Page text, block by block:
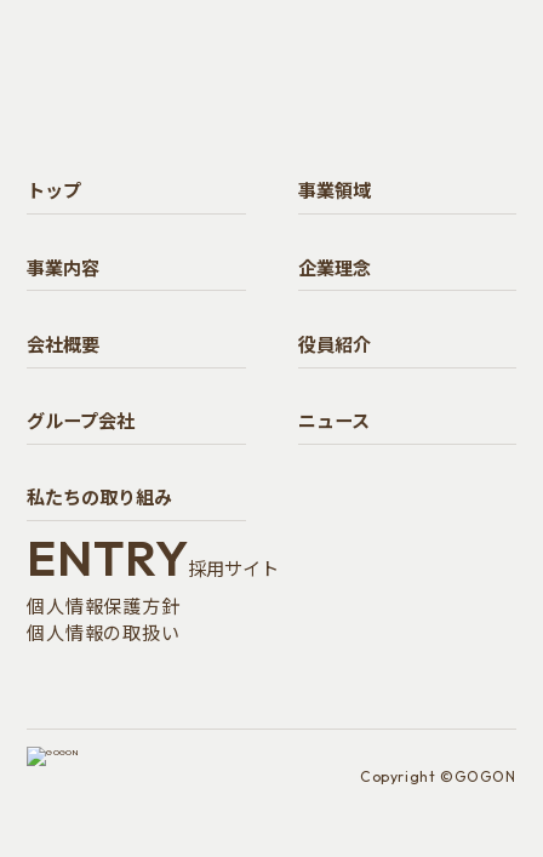
トップ 事業領域
事業内容 企業理念
会社概要 役員紹介
グループ会社 ニュース
私たちの取り組み
ENTRY採用サイト
個人情報保護方針
個人情報の取扱い
Copyright ©GOGON